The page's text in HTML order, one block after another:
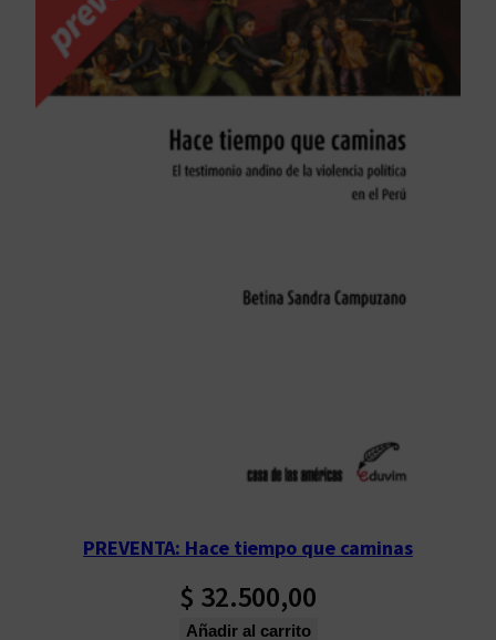
PREVENTA: Hace tiempo que caminas
$ 32.500,00
Añadir al carrito